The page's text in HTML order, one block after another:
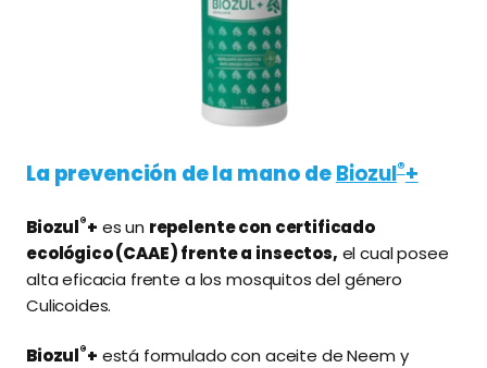
La prevención de la mano deBiozul®+
Biozul®+ es un repelente con certificado
ecológico (CAAE) frente a insectos, el cual posee
alta eficacia frente a los mosquitos del género
Culicoides.
Biozul®+ está formulado con aceite de Neem y